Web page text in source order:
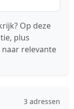
Op deze
plus
relevante
3 adressen